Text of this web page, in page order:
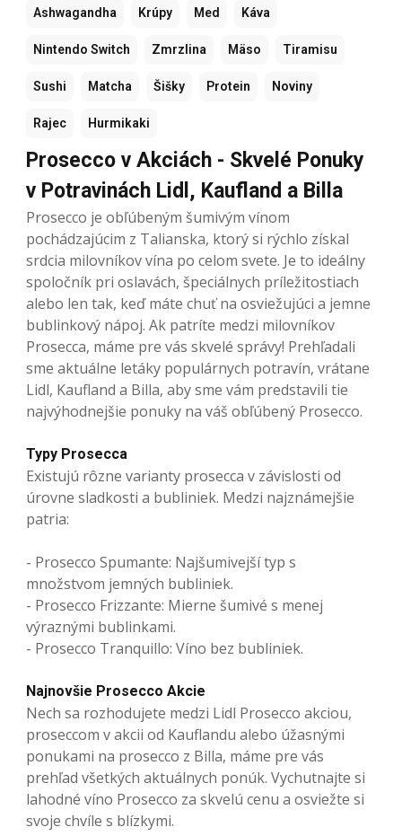
Ashwagandha Krúpy Med Káva
Nintendo Switch Zmrzlina Mäso Tiramisu
Sushi Matcha Šišky Protein Noviny
Rajec Hurmikaki
Prosecco v Akciách - Skvelé Ponuky
v Potravinách Lidl, Kaufland a Billa
Prosecco je obľúbeným šumivým vínom
pochádzajúcim z Talianska, ktorý si rýchlo získal
srdcia milovníkov vína po celom svete. Je to ideálny
spoločník pri oslavách, špeciálnych príležitostiach
alebo len tak, keď máte chuť na osviežujúci a jemne
bublinkový nápoj. Ak patríte medzi milovníkov
Prosecca, máme pre vás skvelé správy! Prehľadali
sme aktuálne letáky populárnych potravín, vrátane
Lidl, Kaufland a Billa, aby sme vám predstavili tie
najvýhodnejšie ponuky na váš obľúbený Prosecco.
Typy Prosecca
Existujú rôzne varianty prosecca v závislosti od
úrovne sladkosti a bubliniek. Medzi najznámejšie
patria:
- Prosecco Spumante: Najšumivejší typ s
množstvom jemných bubliniek.
- Prosecco Frizzante: Mierne šumivé s menej
výraznými bublinkami.
- Prosecco Tranquillo: Víno bez bubliniek.
Najnovšie Prosecco Akcie
Nech sa rozhodujete medzi Lidl Prosecco akciou,
proseccom v akcii od Kauflandu alebo úžasnými
ponukami na prosecco z Billa, máme pre vás
prehľad všetkých aktuálnych ponúk. Vychutnajte si
lahodné víno Prosecco za skvelú cenu a osviežte si
svoje chvíle s blízkymi.